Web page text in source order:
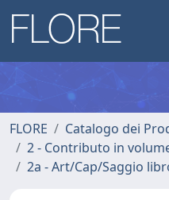
FLORE
Catalogo dei
2 - Contributo in
2a - Art/Cap/Saggio